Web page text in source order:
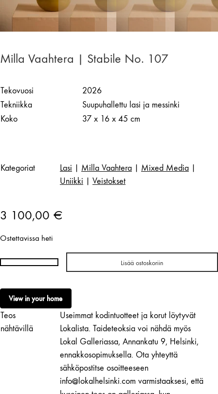
Milla Vaahtera | Stabile No. 107
Tekovuosi
2026
Tekniikka
Suupuhallettu lasi ja messinki
Koko
37 x 16 x 45 cm
Kategoriat Lasi Milla Vaahtera Mixed Media
Uniikki
Veistokset
3 100,00 €
Ostettavissa heti
Milla
|
Stabile
No.
107
Lisää ostoskoriin
View in your home
Teos
nähtävillä
Useimmat kodintuotteet ja korut löytyvät
Lokalista. Taideteoksia voi nähdä myös
Lokal Galleriassa, Annankatu 9, Helsinki,
ennakkosopimuksella. Ota yhteyttä
sähköpostitse osoitteeseen
info@lokalhelsinki.com varmistaaksesi, että